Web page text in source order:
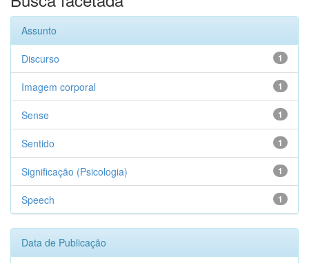
Assunto
1
Discurso
1
Imagem corporal
1
Sense
1
Sentido
1
Significação (Psicologia)
1
Speech
Data de Publicação